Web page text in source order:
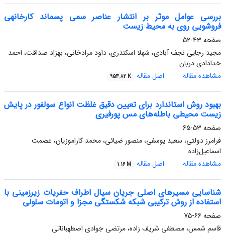
بررسی عوامل موثر بر انتشار عناصر سمی پسماند کارخانه⁭ی
فروشویی روی به محیط زیست
صفحه 43-52
مجید رجایی نجف آبادی، شهلا اسکندری، داود مرادخانی، بهزاد صداقت، احمد
خدادادی دربان
مشاهده مقاله
اصل مقاله 954.82 K
بهبود روش استاندارد برای تعیین دقیق غلظت انواع سولفور در پایش
‌زیست محیطی باطله‌های مس پورفیری
صفحه 53-65
فرامرز دولتی، سعید یوسفی، منصور ضیائی، محمد کاراموزیان، عصمت
اسماعیل‌زاده
مشاهده مقاله
اصل مقاله 1.16 M
شناسایی مسیرهای اصلی جریان سیال اطراف حفریات زیرزمینی با
استفاده از روش ترکیبی شبکه شکستگی مجزا و اتومات سلولی
صفحه 66-75
قاسم شمس، مصطفی شریف زاده، مرتضی جوادی اصطهباناتی